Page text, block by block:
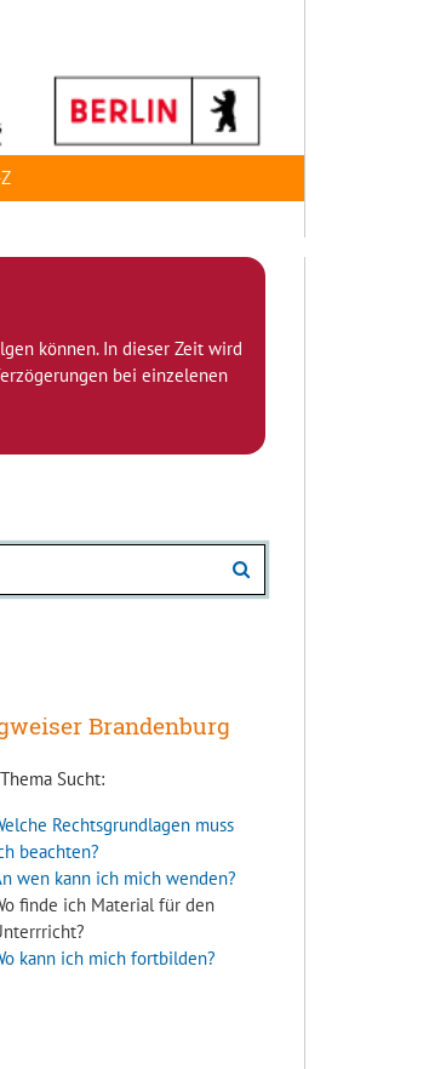
können. In dieser Zeit wird
bei einzelenen
Brandenburg
Sucht:
Rechtsgrundlagen muss
beachten?
wen kann ich mich wenden?
finde ich Material für den
kann ich mich fortbilden?